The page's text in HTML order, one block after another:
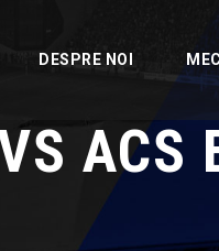
DESPRE NOI
ACS